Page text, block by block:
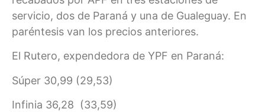
servicio, dos de Paraná y una de Gualeguay. En
paréntesis van los precios anteriores.
El Rutero, expendedora de YPF en Paraná:
Súper 30,99 (29,53)
Infinia 36,28 (33,59)